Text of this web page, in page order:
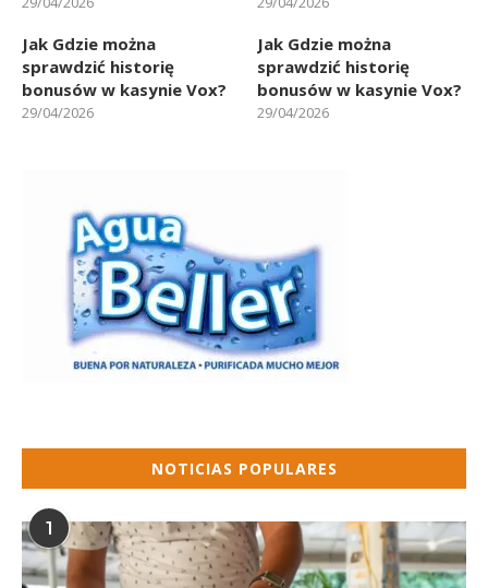
Jak Gdzie można
sprawdzić historię
bonusów w kasynie Vox?
29/04/2026
Jak Gdzie można
sprawdzić historię
bonusów w kasynie Vox?
29/04/2026
NOTICIAS POPULARES
1